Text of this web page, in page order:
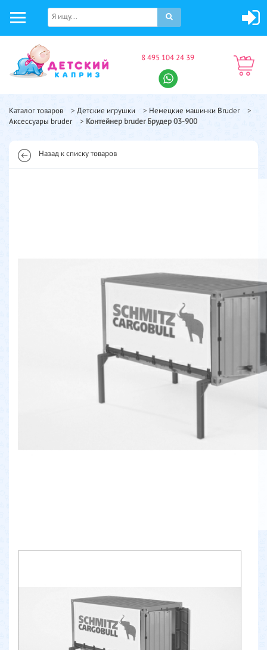
8 495 104 24 39
Каталог товаров > Детские игрушки > Немецкие машинки Bruder
>
Аксессуары bruder
> Контейнер bruder Брудер 03-900
Назад к списку товаров